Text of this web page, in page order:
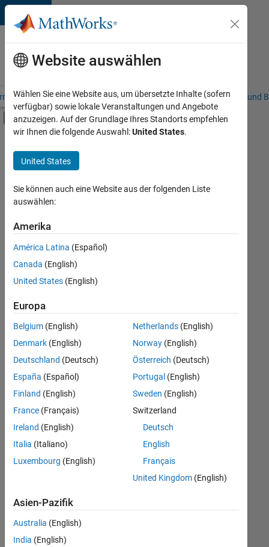
Weiter zum Inhalt
Karriere
bei
MathWorks
– Übersicht Stellensuche Niederlassungen Studierende und
Umschaltung für Off-Canvas-
Hauptinhalt
Customer Support
Human Resources
+1
Derzeit
es
keine
offenen
Stellen,
Ihren
Suchkriterien
entsprechen.
können
die
Suchkriterien
weiter
fassen
oder
alle
Stellenangebote
anzeigen .
noch
keine
offenen
Website auswählen
Wählen Sie eine Website aus, um übersetzte Inhalte (sofern
verfügbar) sowie lokale Veranstaltungen und Angebote
anzuzeigen. Auf der Grundlage Ihres Standorts empfehlen
wir Ihnen die folgende Auswahl:United States.
United States
Sie können auch eine Website aus der folgenden Liste
auswählen:
Amerika
América Latina (Español)
Canada (English)
United States (English)
Europa
Belgium (English)
Denmark (English)
Deutschland (Deutsch)
España (Español)
Finland (English)
France (Français)
Ireland (English)
Italia (Italiano)
Luxembourg (English)
Netherlands(English)
Norway(English)
Österreich (Deutsch)
Portugal (English)
Sweden (English)
Switzerland
Deutsch
English
Français
United Kingdom(English)
Asien-Pazifik
Australia (English)
India (English)